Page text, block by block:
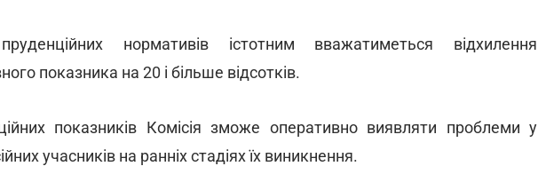
нормативів істотним вважатиметься відхилення
показника на 20 і більше відсотків.
показників Комісія зможе оперативно виявляти проблеми у
учасників на ранніх стадіях їх виникнення.